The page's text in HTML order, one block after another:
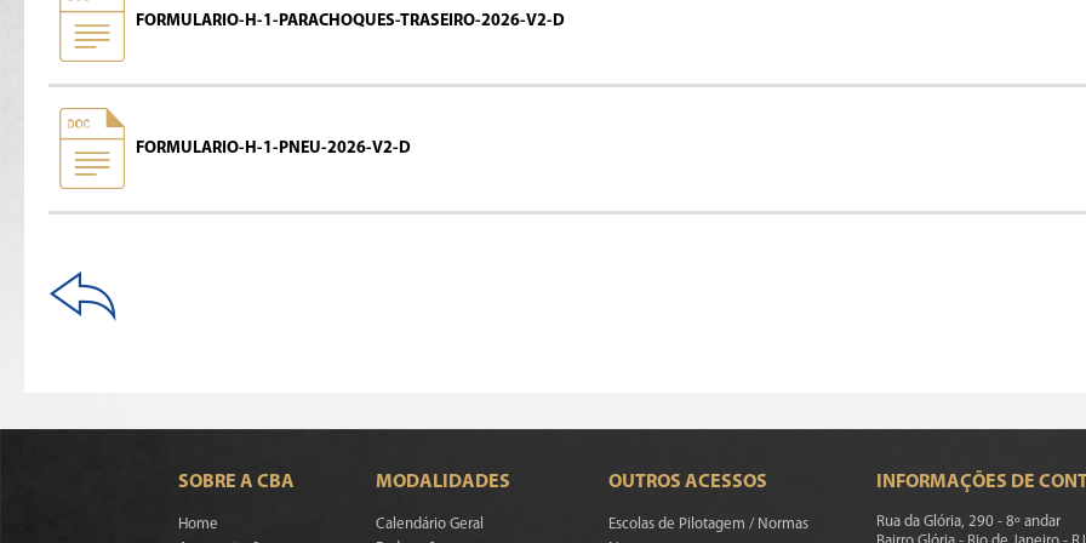
FORMULARIO-H-1-PARACHOQUES-TRASEIRO-2026-V2-D
FORMULARIO-H-1-PNEU-2026-V2-D
SOBRE A CBA
Home
MODALIDADES
Calendário Geral
OUTROS ACESSOS
Escolas de Pilotagem / Normas
INFORMAÇÕES DE
Rua da Glória, 290 - 8º andar